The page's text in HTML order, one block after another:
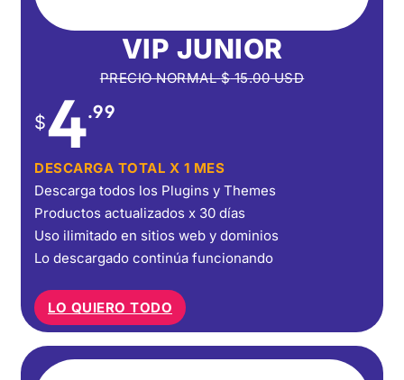
VIP JUNIOR
PRECIO NORMAL$15.00USD
$4.99
DESCARGA TOTAL X 1 MES
Descarga todos los Plugins y Themes
Productos actualizados x 30 días
Uso ilimitado en sitios web y dominios
Lo descargado continúa funcionando
LO QUIERO TODO